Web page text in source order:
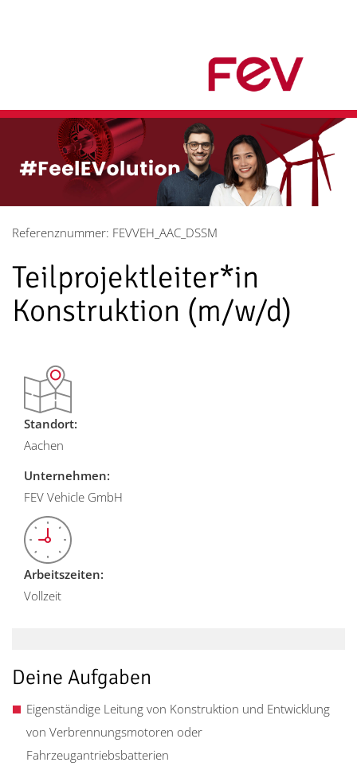
Referenznummer: FEVVEH_AAC_DSSM
Teilprojektleiter*in
Konstruktion (m/w/d)
Standort:
Aachen
Unternehmen:
FEV Vehicle GmbH
Arbeitszeiten:
Vollzeit
Deine Aufgaben
Eigenständige Leitung von Konstruktion und Entwicklung
von Verbrennungsmotoren oder
Fahrzeugantriebsbatterien